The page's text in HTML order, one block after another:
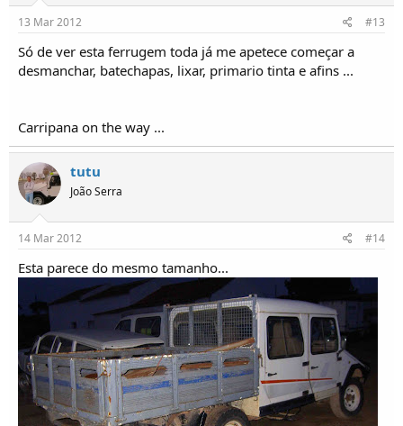
13 Mar 2012 #13
Só de ver esta ferrugem toda já me apetece começar a
desmanchar, batechapas, lixar, primario tinta e afins ...
Carripana on the way ...
tutu
João Serra
14 Mar 2012 #14
Esta parece do mesmo tamanho...